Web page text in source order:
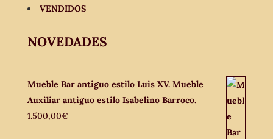
VENDIDOS
NOVEDADES
Mueble Bar antiguo estilo Luis XV. Mueble
Auxiliar antiguo estilo Isabelino Barroco.
1.500,00€